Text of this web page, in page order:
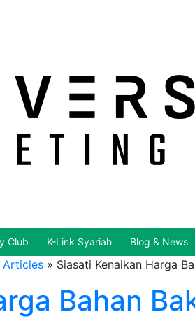
Club K-Link Syariah Blog & News
Articles » Siasati Kenaikan Harga
Bahan